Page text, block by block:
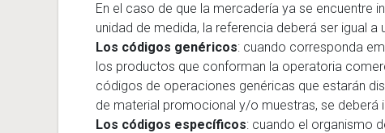
En el caso de que la mercadería ya se encuentre
unidad de medida, la referencia deberá ser igual a
Los códigos genéricos: cuando corresponda
los productos que conforman la operatoria
códigos de operaciones genéricas que estarán
de material promocional y/o muestras, se deberá
Los códigos específicos: cuando el organismo